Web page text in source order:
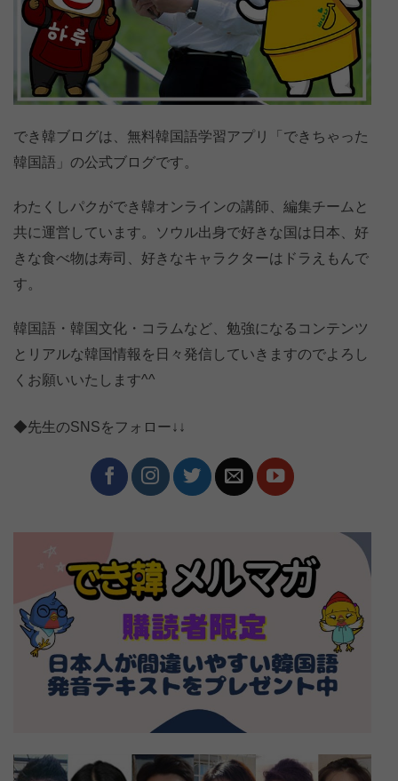
でき韓ブログは、無料韓国語学習アプリ「できちゃった
韓国語」の公式ブログです。
わたくしパクができ韓オンラインの講師、編集チームと
共に運営しています。ソウル出身で好きな国は日本、好
きな食べ物は寿司、好きなキャラクターはドラえもんで
す。
韓国語・韓国文化・コラムなど、勉強になるコンテンツ
とリアルな韓国情報を日々発信していきますのでよろし
くお願いいたします^^
◆先生のSNSをフォロー↓↓